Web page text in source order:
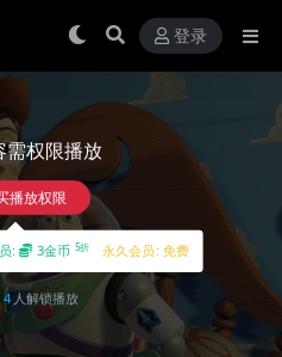
登录
需权限播放
播放权限
: 3金币 5折 永久会员: 免费
人解锁播放